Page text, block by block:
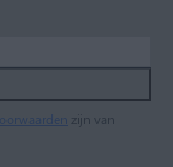
zijn van